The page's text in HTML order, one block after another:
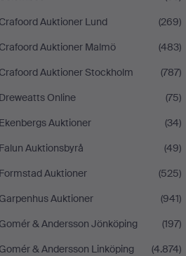
Crafoord Auktioner Lund
(269)
Crafoord Auktioner Malmö
(483)
Crafoord Auktioner Stockholm
(787)
Dreweatts Online
(75)
Ekenbergs Auktioner
(34)
Falun Auktionsbyrå
(49)
Formstad Auktioner
(525)
Garpenhus Auktioner
(941)
Gomér & Andersson Jönköping
(197)
Gomér & Andersson Linköping
(4.874)